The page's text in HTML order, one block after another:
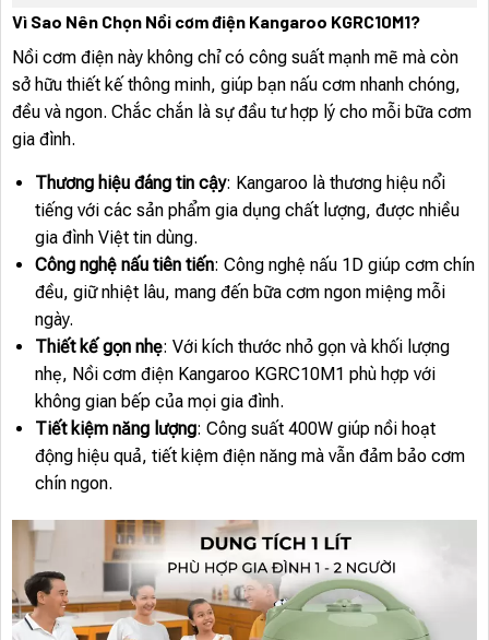
Vì Sao Nên Chọn Nồi cơm điện Kangaroo KGRC10M1?
Nồi cơm điện này không chỉ có công suất mạnh mẽ mà còn
sở hữu thiết kế thông minh, giúp bạn nấu cơm nhanh chóng,
đều và ngon. Chắc chắn là sự đầu tư hợp lý cho mỗi bữa cơm
gia đình.
Thương hiệu đáng tin cậy: Kangaroo là thương hiệu nổi
tiếng với các sản phẩm gia dụng chất lượng, được nhiều
gia đình Việt tin dùng.
Công nghệ nấu tiên tiến: Công nghệ nấu 1D giúp cơm chín
đều, giữ nhiệt lâu, mang đến bữa cơm ngon miệng mỗi
ngày.
Thiết kế gọn nhẹ: Với kích thước nhỏ gọn và khối lượng
nhẹ, Nồi cơm điện Kangaroo KGRC10M1 phù hợp với
không gian bếp của mọi gia đình.
Tiết kiệm năng lượng: Công suất 400W giúp nồi hoạt
động hiệu quả, tiết kiệm điện năng mà vẫn đảm bảo cơm
chín ngon.